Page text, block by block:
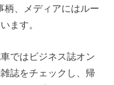
柄、メディアにはルー
ます。
ではビジネス誌オン
誌をチェックし、帰